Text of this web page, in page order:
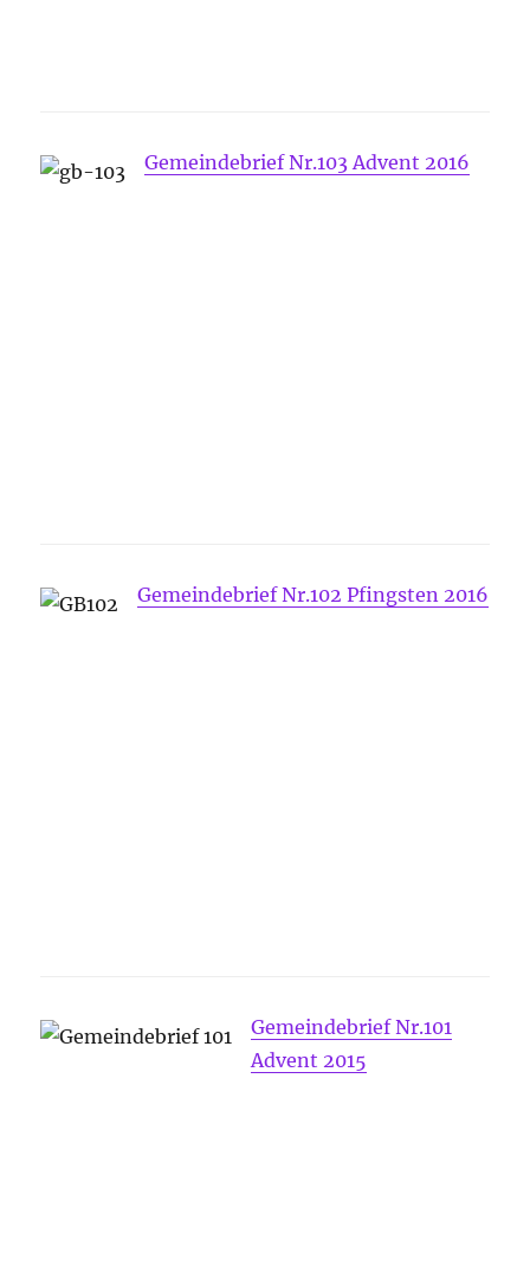
Gemeindebrief Nr.103 Advent 2016
Gemeindebrief Nr.102 Pfingsten 2016
Gemeindebrief Nr.101
Advent 2015